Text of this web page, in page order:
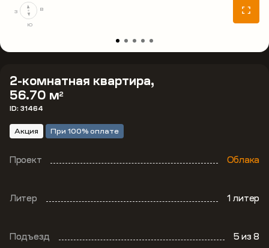
2-комнатная квартира,
56.70 м2
ID: 31464
Акция При 100% оплате
Проект Облака
Литер 1 литер
Подъезд 5из 8
В
Ю
З